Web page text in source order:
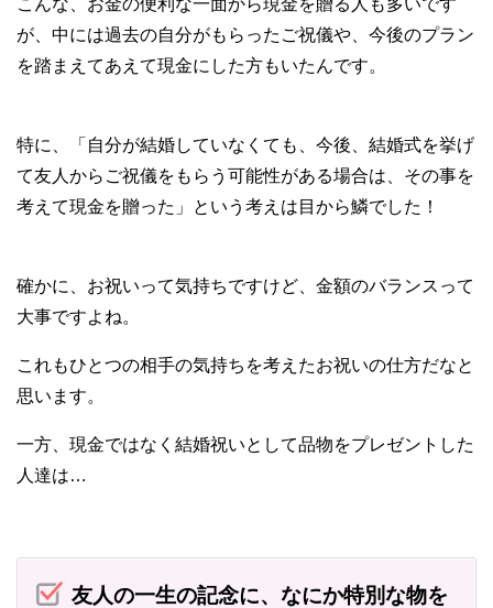
が、中には過去の自分がもらったご祝儀や、今後のプラン
を踏まえてあえて現金にした方もいたんです。
特に、「自分が結婚していなくても、今後、結婚式を挙げ
て友人からご祝儀をもらう可能性がある場合は、その事を
考えて現金を贈った」という考えは目から鱗でした！
確かに、お祝いって気持ちですけど、金額のバランスって
大事ですよね。
これもひとつの相手の気持ちを考えたお祝いの仕方だなと
思います。
一方、現金ではなく結婚祝いとして品物をプレゼントした
人達は…
友人の一生の記念に、なにか特別な物を